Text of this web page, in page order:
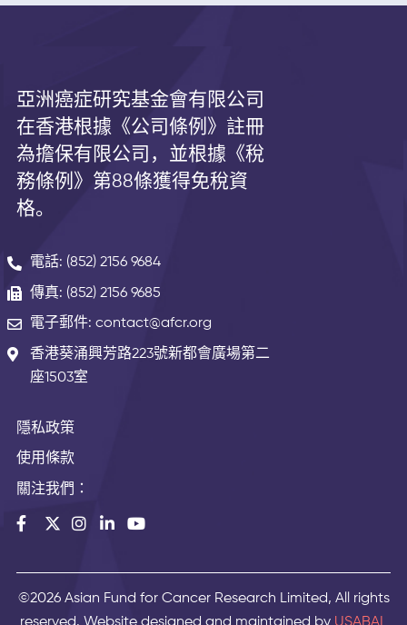
亞洲癌症研究基金會有限公司
在香港根據《公司條例》註冊
為擔保有限公司，並根據《稅
務條例》第88條獲得免稅資
格。
電話: (852) 2156 9684
傳真: (852) 2156 9685
電子郵件: contact@afcr.org
香港葵涌興芳路223號新都會廣場第二
座1503室
隱私政策
使用條款
關注我們：
©2026 Asian Fund for Cancer Research Limited, All rights